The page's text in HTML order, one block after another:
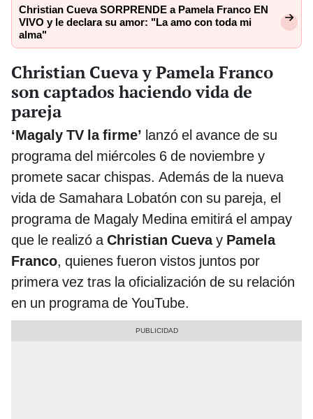
Christian Cueva SORPRENDE a Pamela Franco EN
VIVO y le declara su amor: "La amo con toda mi
alma"
Christian Cueva y Pamela Franco
son captados haciendo vida de
pareja
‘Magaly TV la firme’ lanzó el avance de su
programa del miércoles 6 de noviembre y
promete sacar chispas. Además de la nueva
vida de Samahara Lobatón con su pareja, el
programa de Magaly Medina emitirá el ampay
que le realizó aChristian Cuevay Pamela
Franco, quienes fueron vistos juntos por
primera vez tras la oficialización de su relación
en un programa de YouTube.